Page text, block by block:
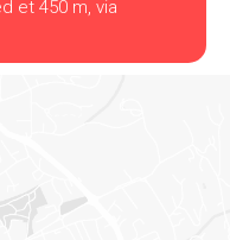
et 450 m, via